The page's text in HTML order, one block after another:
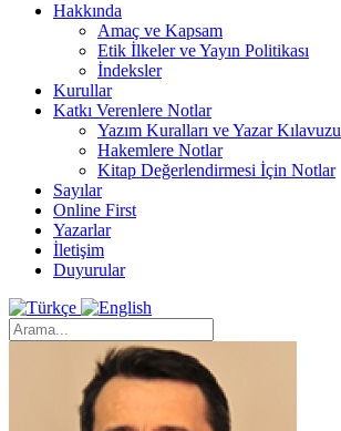
Hakkında
Amaç ve Kapsam
Etik İlkeler ve Yayın Politikası
İndeksler
Kurullar
Katkı Verenlere Notlar
Yazım Kuralları ve Yazar Kılavuzu
Hakemlere Notlar
Kitap Değerlendirmesi İçin Notlar
Sayılar
Online First
Yazarlar
İletişim
Duyurular